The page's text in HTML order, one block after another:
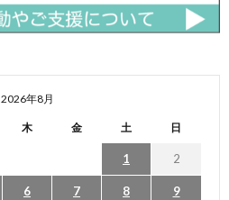
2026年8月
木 金 土 日
1 2
6 7 8 9